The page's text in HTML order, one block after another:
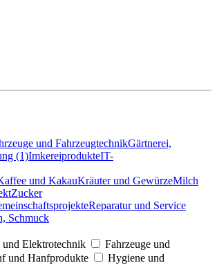
und FahrzeugtechnikGärtnerei,
(1)ImkereiprodukteIT-
und KakauKräuter und GewürzeMilch
Zucker
Reparatur und Service
Schmuck
Elektrotechnik
Fahrzeuge und
und Hanfprodukte
Hygiene und